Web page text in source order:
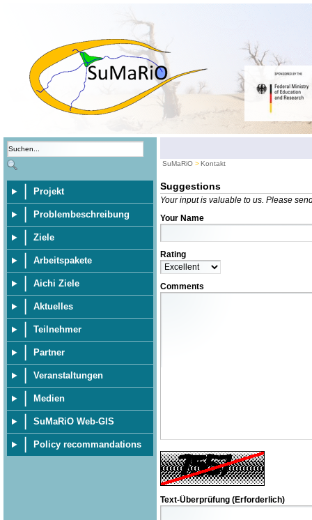
Projekt
Problembeschreibung
Ziele
Arbeitspakete
Aichi Ziele
Aktuelles
Teilnehmer
Partner
Veranstaltungen
Medien
SuMaRiO Web-GIS
Policy recommandations
SuMaRiO Kontakt
Suggestions
Your input is valuable to us. Please
Your Name
Rating
Comments
Text-Überprüfung (Erforderlich)